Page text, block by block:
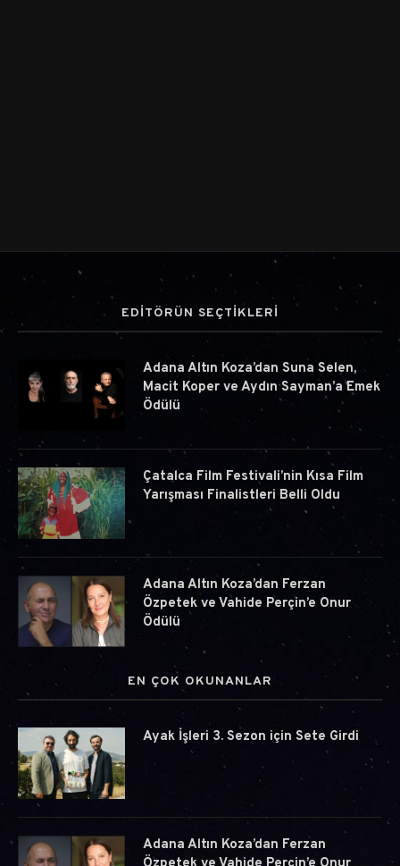
EDİTÖRÜN SEÇTİKLERİ
Adana Altın Koza’dan Suna Selen,
Macit Koper ve Aydın Sayman’a Emek
Ödülü
Çatalca Film Festivali’nin Kısa Film
Yarışması Finalistleri Belli Oldu
Adana Altın Koza’dan Ferzan
Özpetek ve Vahide Perçin’e Onur
Ödülü
EN ÇOK OKUNANLAR
Ayak İşleri 3. Sezon için Sete Girdi
Adana Altın Koza’dan Ferzan